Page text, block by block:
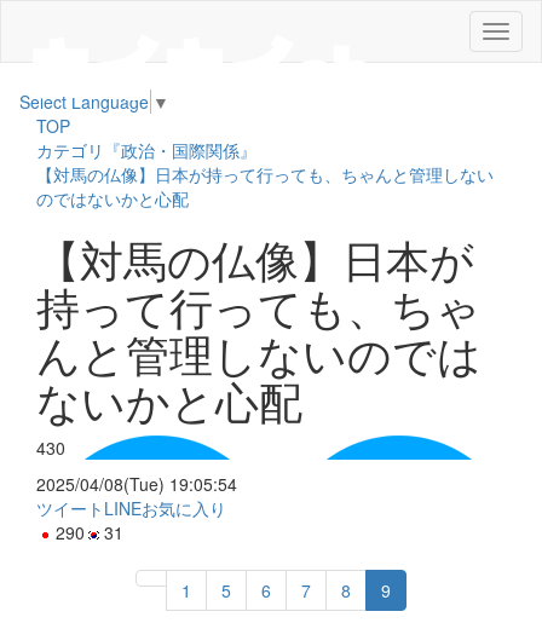
メ
ニ
Select Language ▼
TOP
カテゴリ『政治・国際関係』
【対馬の仏像】日本が持って行っても、ちゃんと管理しない
のではないかと心配
【対馬の仏像】日本が
持って行っても、ちゃ
んと管理しないのでは
ないかと心配
430
2025/04/08(Tue) 19:05:54
ツイート LINEお気に入り
290
31
1 5 6 7 8 9